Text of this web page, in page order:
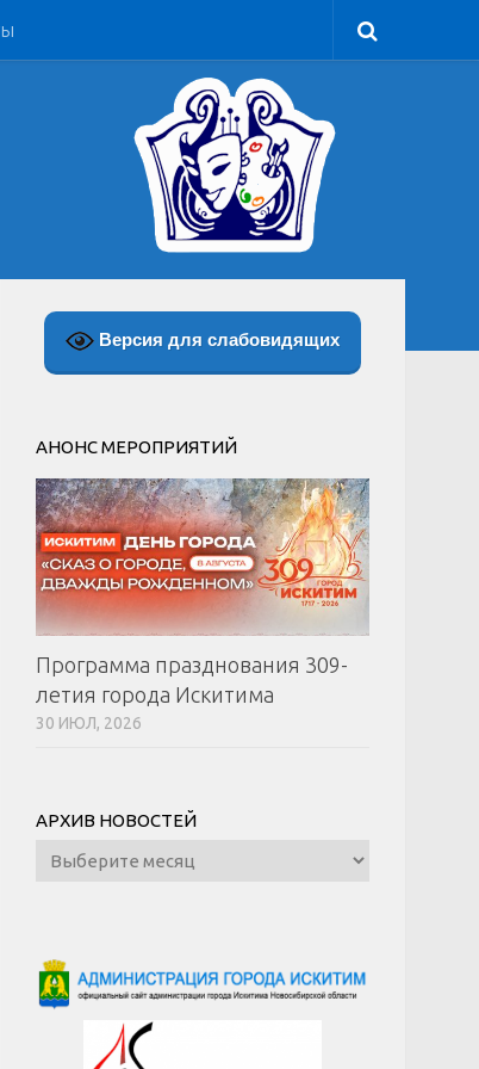
Версия для слабовидящих
АНОНС МЕРОПРИЯТИЙ
Программа празднования 309-
летия города Искитима
30 ИЮЛ, 2026
АРХИВ НОВОСТЕЙ
Архив
новостей